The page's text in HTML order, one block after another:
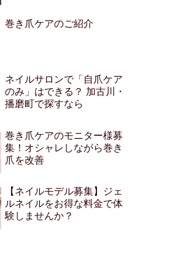
巻き爪ケアのご紹介
ネイルサロンで「自爪ケア
のみ」はできる？ 加古川・
播磨町で探すなら
巻き爪ケアのモニター様募
集！オシャレしながら巻き
爪を改善
【ネイルモデル募集】ジェ
ルネイルをお得な料金で体
験しませんか？